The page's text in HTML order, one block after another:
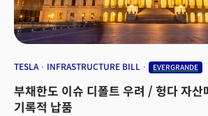
청문회에서 강한 비판을 받고 미 증권거래위원회
있다. 오늘 증시는 여전히 미 정치권의 정책 불확실
3분기 실적을 보고한 펩시코(PEP)와 공급관리자협
TESLA INFRASTRUCTURE BILL EVERGRANDE
부채한도 이슈 디폴트 우려 / 헝다 자산
기록적 납품